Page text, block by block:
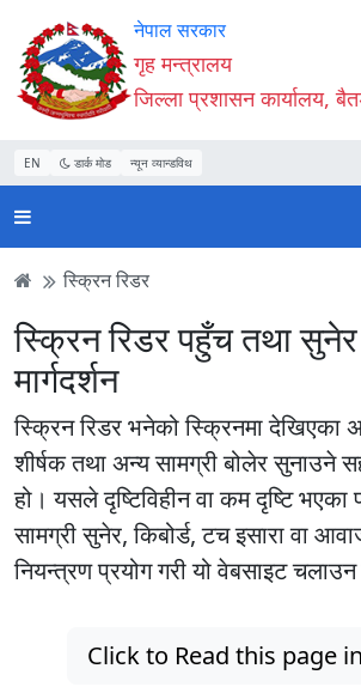
Accessibility
Mode
सुरु
गर्नुहोस्
सामाग्री
पढ्नुहाेस्
नेभिगेसन
पढ्नुहाेस्
वेबसाइट
खोजमा
जानुहोस्
नेपाल सरकार
गृह मन्त्रालय
जिल्ला प्रशासन कार्यालय,
EN डार्क मोड न्यून व्यान्डविथ
स्क्रिन रिडर
स्क्रिन रिडर पहुँच तथा
मार्गदर्शन
स्क्रिन रिडर भनेको स्क्रिनमा देखिएका
शीर्षक तथा अन्य सामग्री बोलेर सुनाउने
हो। यसले दृष्टिविहीन वा कम दृष्टि भएका
सामग्री सुनेर, किबोर्ड, टच इसारा वा
नियन्त्रण प्रयोग गरी यो वेबसाइट
Click to Read this page